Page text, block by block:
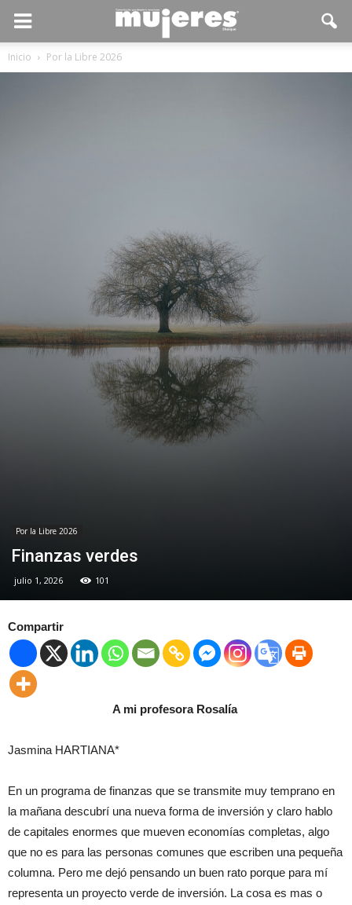
Inicio Por la Libre 2026
Por la Libre 2026
Finanzas verdes
julio 1, 2026 101
Compartir
A mi profesora Rosalía
Jasmina HARTIANA*
En un programa de finanzas que se transmite muy temprano en
la mañana descubrí una nueva forma de inversión y claro hablo
de capitales enormes que mueven economías completas, algo
que no es para las personas comunes que escriben una pequeña
columna. Pero me dejó pensando un buen rato porque para mí
representa un proyecto verde de inversión. La cosa es mas o